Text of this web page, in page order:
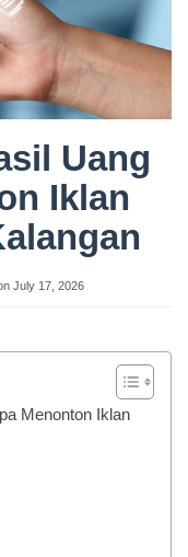
Uang
Iklan
July 17, 2026
Menonton Iklan